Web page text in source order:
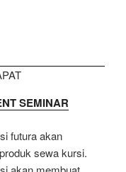
SEMINAR
futura akan
sewa kursi.